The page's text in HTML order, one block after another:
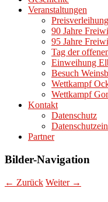
Veranstaltungen
90 Jahre
95 Jahre
Tag der
Einweihung
Besuch
Wettkampf
Wettkampf
Kontakt
Datenschutz
Partner
Bilder-Navigation
← Zurück Weiter →